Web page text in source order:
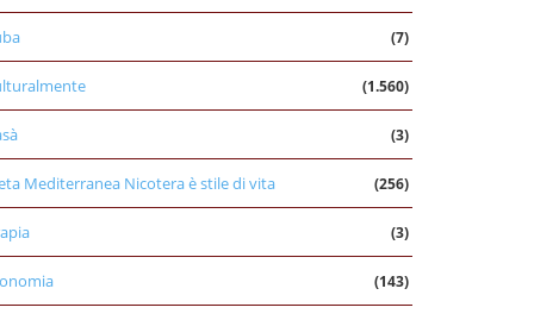
(7)
(1.560)
(3)
Mediterranea Nicotera è stile di vita (256)
(3)
(143)